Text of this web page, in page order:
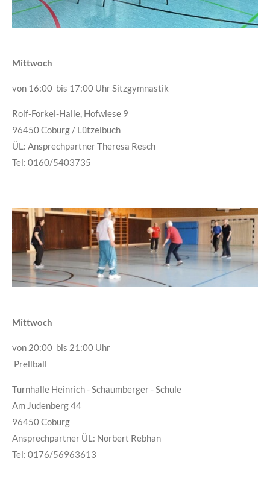
Mittwoch
von 16:00 bis 17:00 Uhr Sitzgymnastik
Rolf-Forkel-Halle, Hofwiese 9
96450 Coburg / Lützelbuch
ÜL: Ansprechpartner Theresa Resch
Tel: 0160/5403735
Mittwoch
von 20:00 bis 21:00 Uhr
Prellball
Turnhalle Heinrich - Schaumberger - Schule
Am Judenberg 44
96450 Coburg
Ansprechpartner ÜL: Norbert Rebhan
Tel: 0176/56963613